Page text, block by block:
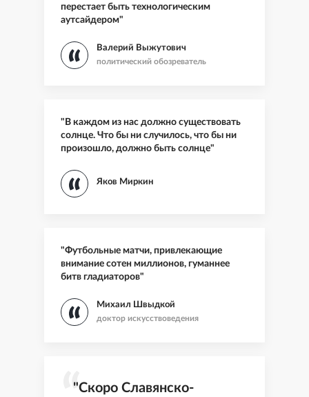
перестает быть технологическим
аутсайдером"
Валерий Выжутович
политический обозреватель
"В каждом из нас должно существовать
солнце. Что бы ни случилось, что бы ни
произошло, должно быть солнце"
Яков Миркин
"Футбольные матчи, привлекающие
внимание сотен миллионов, гуманнее
битв гладиаторов"
Михаил Швыдкой
доктор искусствоведения
"Скоро Славянско-